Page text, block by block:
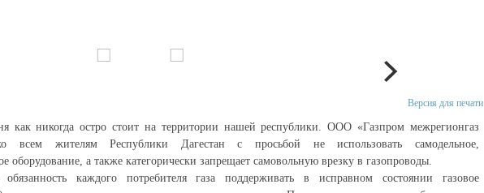
Версия для печати
как никогда остро стоит на территории нашей республики. ООО «Газпром межрегионгаз
всем жителям Республики Дагестан с просьбой не использовать самодельное,
оборудование, а также категорически запрещает самовольную врезку в газопроводы.
обязанность каждого потребителя газа поддерживать в исправном состоянии газовое